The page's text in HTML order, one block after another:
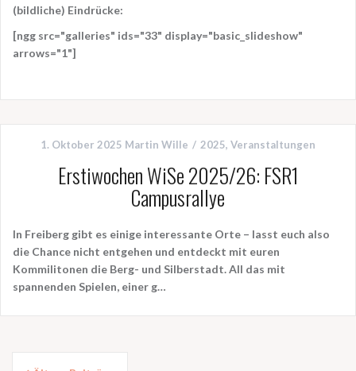
(bildliche) Eindrücke:
[ngg src="galleries" ids="33" display="basic_slideshow"
arrows="1"]
1. Oktober 2025 Martin Wille 2025, Veranstaltungen
Erstiwochen WiSe 2025/26: FSR1
Campusrallye
In Freiberg gibt es einige interessante Orte – lasst euch also
die Chance nicht entgehen und entdeckt mit euren
Kommilitonen die Berg- und Silberstadt. All das mit
spannenden Spielen, einer g…